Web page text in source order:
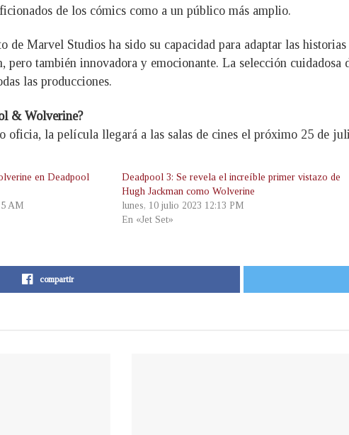
de los cómics como a un público más amplio.
de Marvel Studios ha sido su capacidad para adaptar las
pero también innovadora y emocionante. La selección
las producciones.
& Wolverine?
oficia, la película llegará a las salas de cines el próximo 25 de
en Deadpool
AM
Deadpool 3: Se revela el increíble primer vistazo de
Hugh Jackman como Wolverine
lunes, 10 julio 2023 12:13 PM
En «Jet Set»
compartir